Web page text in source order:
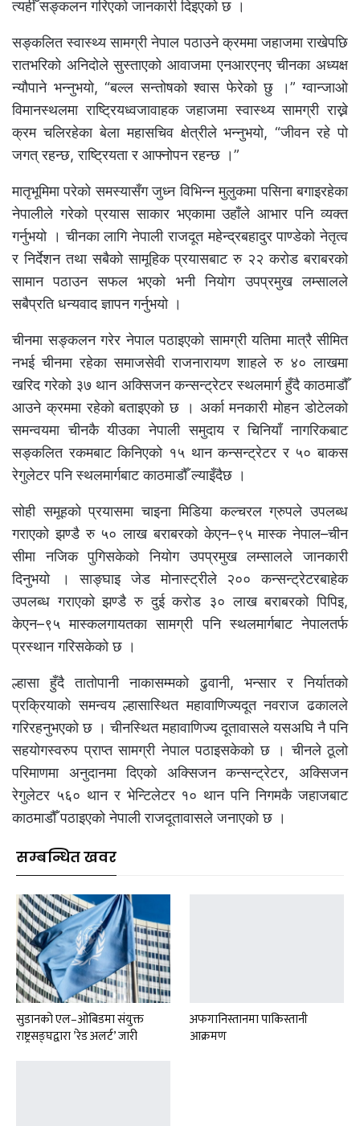
त्यहीँ सङ्कलन गरिएको जानकारी दिइएको छ ।
सङ्कलित स्वास्थ्य सामग्री नेपाल पठाउने क्रममा जहाजमा राखेपछि
रातभरिको अनिदोले सुस्ताएको आवाजमा एनआरएनए चीनका अध्यक्ष
न्यौपाने भन्नुभयो, “बल्ल सन्तोषको श्वास फेरेको छु ।” ग्वान्जाओ
विमानस्थलमा राष्ट्रियध्वजावाहक जहाजमा स्वास्थ्य सामग्री राख्ने
क्रम चलिरहेका बेला महासचिव क्षेत्रीले भन्नुभयो, “जीवन रहे पो
जगत् रहन्छ, राष्ट्रियता र आफ्नोपन रहन्छ ।”
मातृभूमिमा परेको समस्यासँग जुध्न विभिन्न मुलुकमा पसिना बगाइरहेका
नेपालीले गरेको प्रयास साकार भएकामा उहाँले आभार पनि व्यक्त
गर्नुभयो । चीनका लागि नेपाली राजदूत महेन्द्रबहादुर पाण्डेको नेतृत्व
र निर्देशन तथा सबैको सामूहिक प्रयासबाट रु २२ करोड बराबरको
सामान पठाउन सफल भएको भनी नियोग उपप्रमुख लम्सालले
सबैप्रति धन्यवाद ज्ञापन गर्नुभयो ।
चीनमा सङ्कलन गरेर नेपाल पठाइएको सामग्री यतिमा मात्रै सीमित
नभई चीनमा रहेका समाजसेवी राजनारायण शाहले रु ४० लाखमा
खरिद गरेको ३७ थान अक्सिजन कन्सन्ट्रेटर स्थलमार्ग हुँदै काठमाडौँ
आउने क्रममा रहेको बताइएको छ । अर्का मनकारी मोहन डोटेलको
समन्वयमा चीनकै यीउका नेपाली समुदाय र चिनियाँ नागरिकबाट
सङ्कलित रकमबाट किनिएको १५ थान कन्सन्ट्रेटर र ५० बाकस
रेगुलेटर पनि स्थलमार्गबाट काठमाडौँ ल्याइँदैछ ।
सोही समूहको प्रयासमा चाइना मिडिया कल्चरल ग्रुपले उपलब्ध
गराएको झण्डै रु ५० लाख बराबरको केएन–९५ मास्क नेपाल–चीन
सीमा नजिक पुगिसकेको नियोग उपप्रमुख लम्सालले जानकारी
दिनुभयो । साङ्घाइ जेड मोनास्ट्रीले २०० कन्सन्ट्रेटरबाहेक
उपलब्ध गराएको झण्डै रु दुई करोड ३० लाख बराबरको पिपिइ,
केएन–९५ मास्कलगायतका सामग्री पनि स्थलमार्गबाट नेपालतर्फ
प्रस्थान गरिसकेको छ ।
ल्हासा हुँदै तातोपानी नाकासम्मको ढुवानी, भन्सार र निर्यातको
प्रक्रियाको समन्वय ल्हासास्थित महावाणिज्यदूत नवराज ढकालले
गरिरहनुभएको छ । चीनस्थित महावाणिज्य दूतावासले यसअघि नै पनि
सहयोगस्वरुप प्राप्त सामग्री नेपाल पठाइसकेको छ । चीनले ठूलो
परिमाणमा अनुदानमा दिएको अक्सिजन कन्सन्ट्रेटर, अक्सिजन
रेगुलेटर ५६० थान र भेन्टिलेटर १० थान पनि निगमकै जहाजबाट
काठमाडौँ पठाइएको नेपाली राजदूतावासले जनाएको छ ।
सम्बन्धित खवर
सुडानको एल–ओबिडमा संयुक्त
राष्ट्रसङ्घद्वारा ’रेड अलर्ट’ जारी
अफगानिस्तानमा पाकिस्तानी
आक्रमण